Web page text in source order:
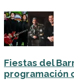
Fiestas del
programación